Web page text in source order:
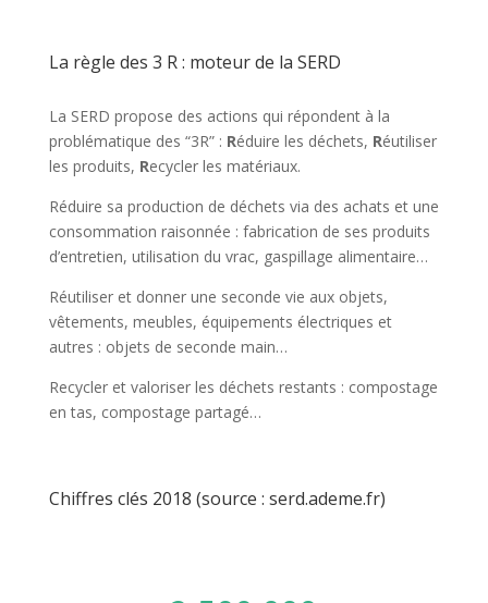
La règle des 3 R : moteur de la SERD
La SERD propose des actions qui répondent à la
problématique des “3R” : Réduire les déchets, Réutiliser
les produits, Recycler les matériaux.
Réduire sa production de déchets via des achats et une
consommation raisonnée : fabrication de ses produits
d’entretien, utilisation du vrac, gaspillage alimentaire…
Réutiliser et donner une seconde vie aux objets,
vêtements, meubles, équipements électriques et
autres : objets de seconde main…
Recycler et valoriser les déchets restants : compostage
en tas, compostage partagé…
Chiffres clés 2018 (source : serd.ademe.fr)